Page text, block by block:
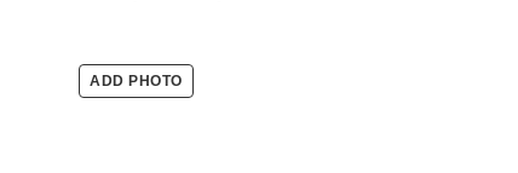
ADD PHOTO